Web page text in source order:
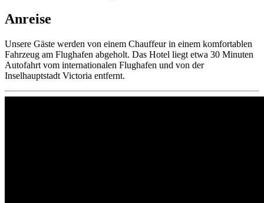
Anreise
Unsere Gäste werden von einem Chauffeur in einem komfortablen
Fahrzeug am Flughafen abgeholt. Das Hotel liegt etwa 30 Minuten
Autofahrt vom internationalen Flughafen und von der
Inselhauptstadt Victoria entfernt.